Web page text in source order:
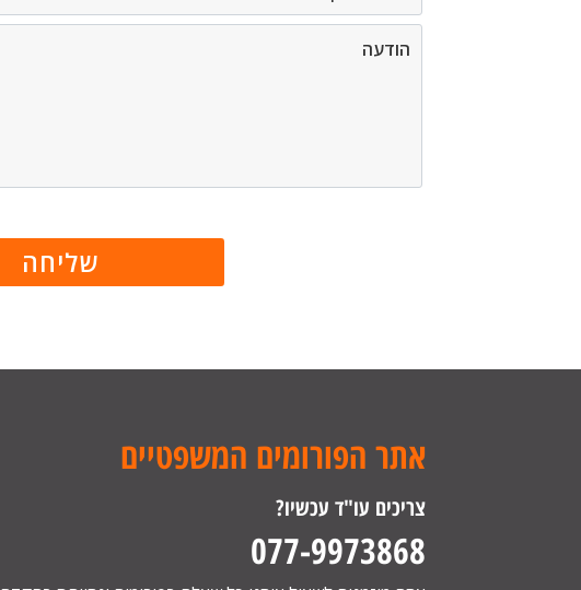
אתר הפורומים המשפטיים
צריכים עו"ד עכשיו?
077-9973868